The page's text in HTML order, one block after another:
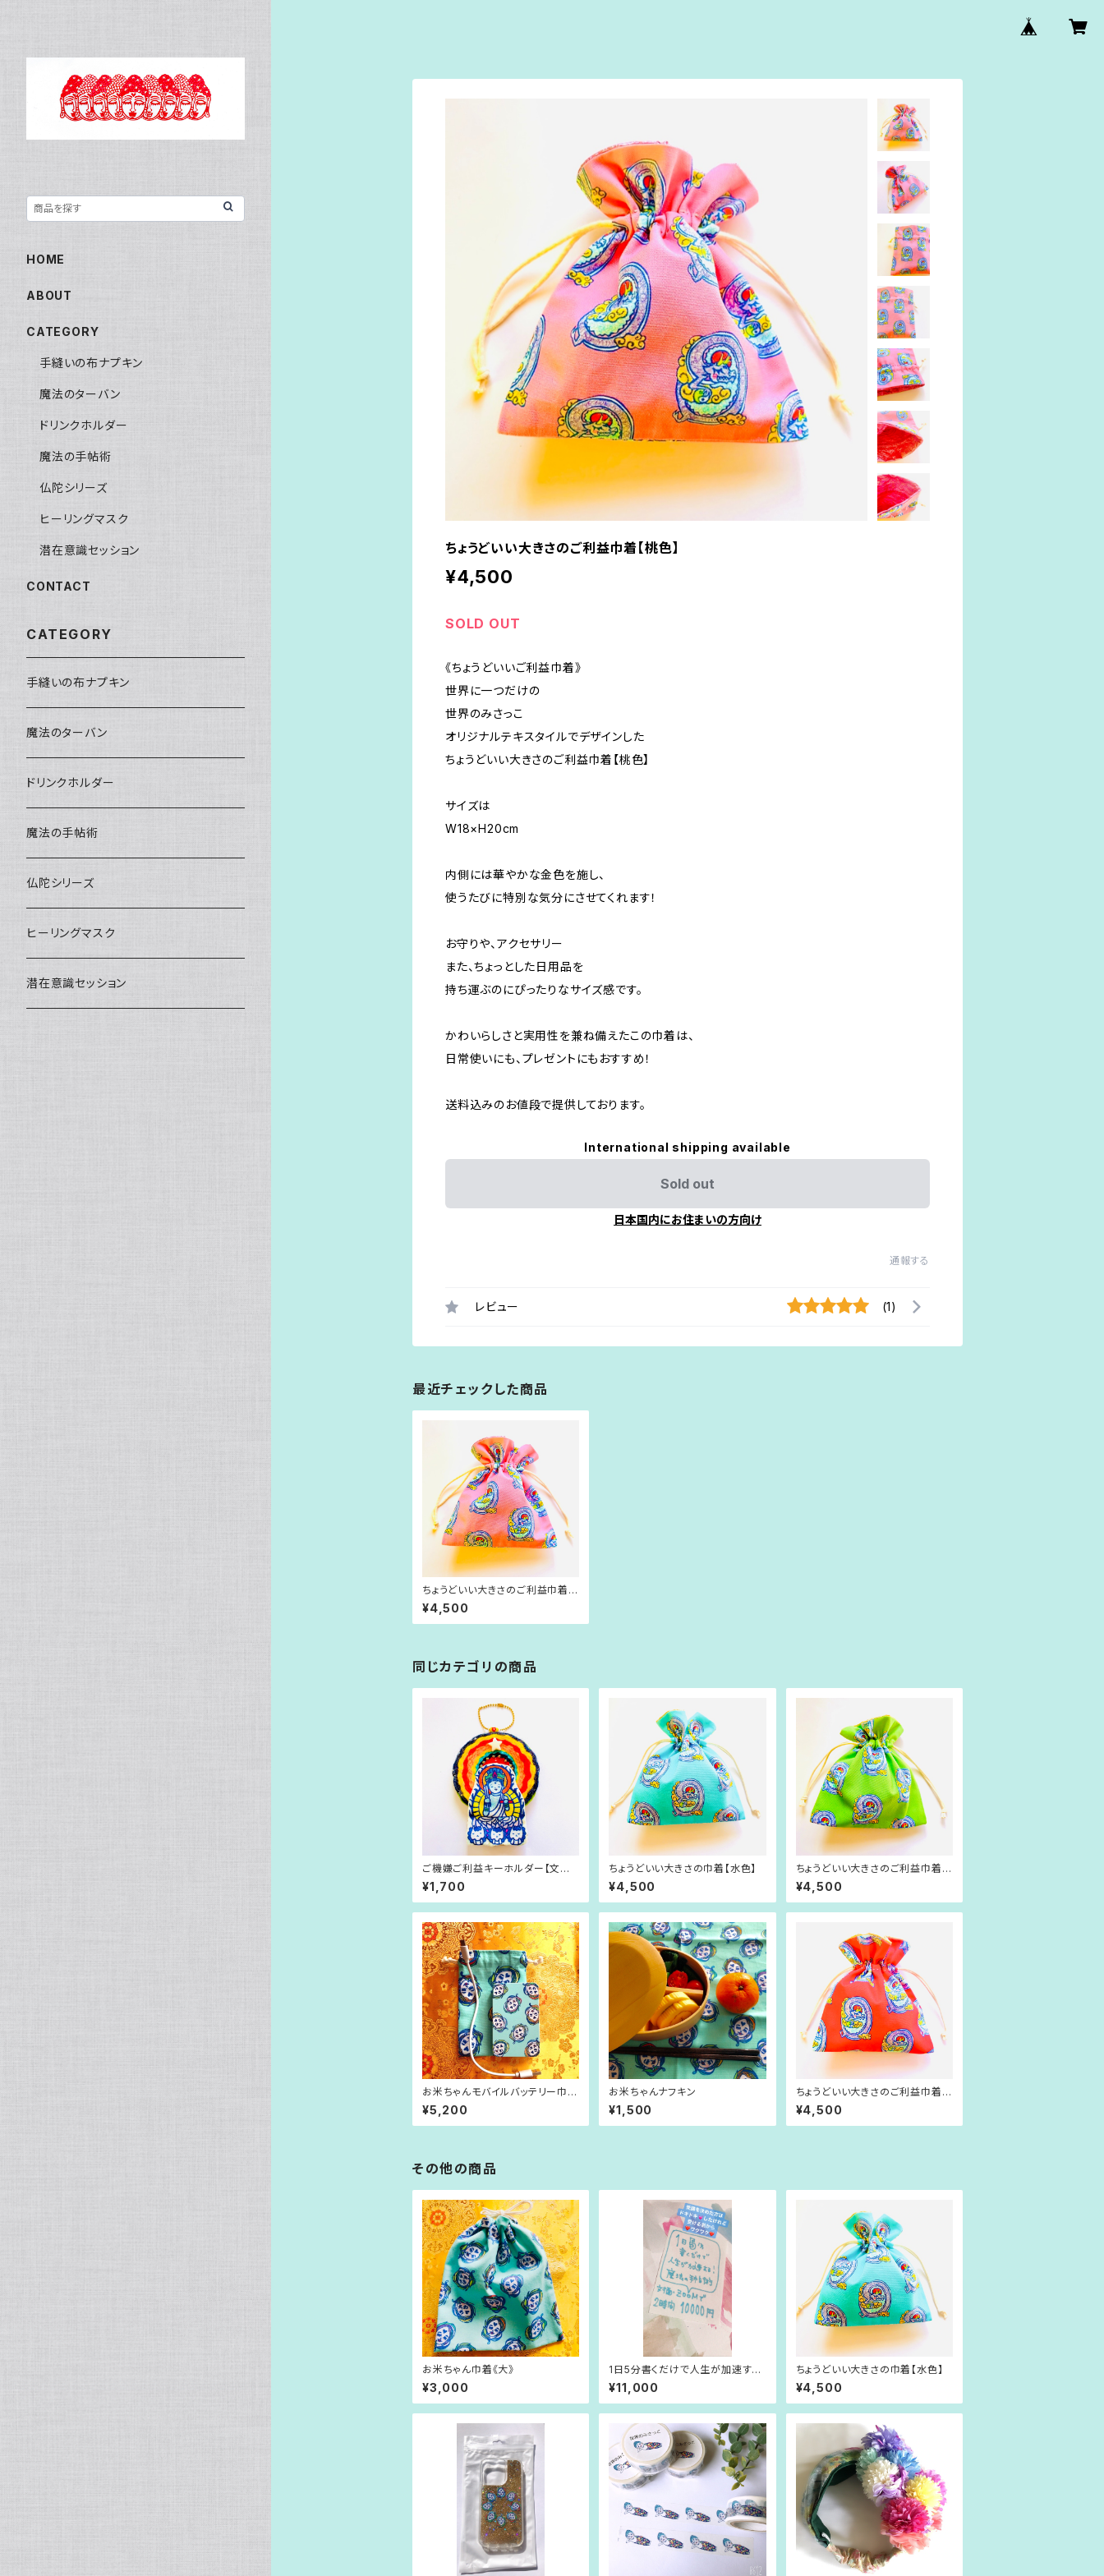
ちょうどいい大きさのご利益巾着【桃色】
¥4,500
SOLD OUT
《ちょうどいいご利益巾着》
世界に一つだけの
世界のみさっこ
オリジナルテキスタイルでデザインした
ちょうどいい大きさのご利益巾着【桃色】
サイズは
W18×H20cm
内側には華やかな金色を施し、
使うたびに特別な気分にさせてくれます！
お守りや、アクセサリー
また、ちょっとした日用品を
持ち運ぶのにぴったりなサイズ感です。
かわいらしさと実用性を兼ね備えたこの巾着は、
日常使いにも、プレゼントにもおすすめ！
送料込みのお値段で提供しております。
International shipping available
Sold out
日本国内にお住まいの方向け
通報する
レビュー (1)
最近チェックした商品
ちょうどいい大きさのご利益巾着
【桃色】
¥4,500
同じカテゴリの商品
ご機嫌ご利益キーホルダー【文殊
菩薩】
¥1,700
ちょうどいい大きさの巾着【水色】
¥4,500
ちょうどいい大きさのご利益巾着
《みどり》
¥4,500
お米ちゃんモバイルバッテリー巾着
付き
¥5,200
お米ちゃんナフキン
¥1,500
ちょうどいい大きさのご利益巾着
【赤】
¥4,500
その他の商品
お米ちゃん巾着《大》
¥3,000
1日5分書くだけで人生が加速す
る！魔法の手帖術
¥11,000
ちょうどいい大きさの巾着【水色】
¥4,500
HOME
ABOUT
CATEGORY
手縫いの布ナプキン
魔法のターバン
ドリンクホルダー
魔法の手帖術
仏陀シリーズ
ヒーリングマスク
潜在意識セッション
CONTACT
CATEGORY
手縫いの布ナプキン
魔法のターバン
ドリンクホルダー
魔法の手帖術
仏陀シリーズ
ヒーリングマスク
潜在意識セッション